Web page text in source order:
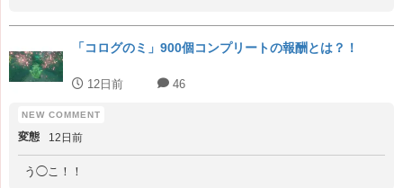
「コログのミ」900個コンプリートの報酬とは？！
12日前 46
変態 12日前
う◯こ！！